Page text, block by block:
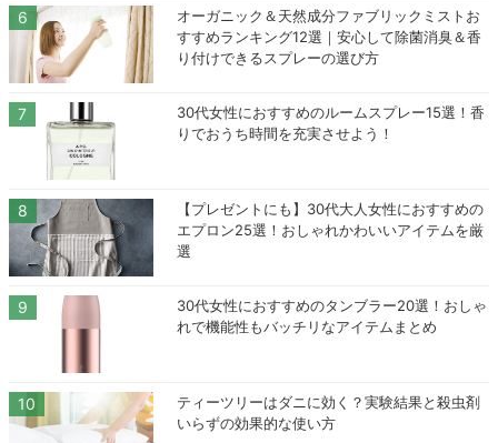
オーガニック＆天然成分ファブリックミストお
すすめランキング12選｜安心して除菌消臭＆香
り付けできるスプレーの選び方
30代女性におすすめのルームスプレー15選！香
りでおうち時間を充実させよう！
【プレゼントにも】30代大人女性におすすめの
エプロン25選！おしゃれかわいいアイテムを厳
選
30代女性におすすめのタンブラー20選！おしゃ
れで機能性もバッチリなアイテムまとめ
ティーツリーはダニに効く？実験結果と殺虫剤
いらずの効果的な使い方